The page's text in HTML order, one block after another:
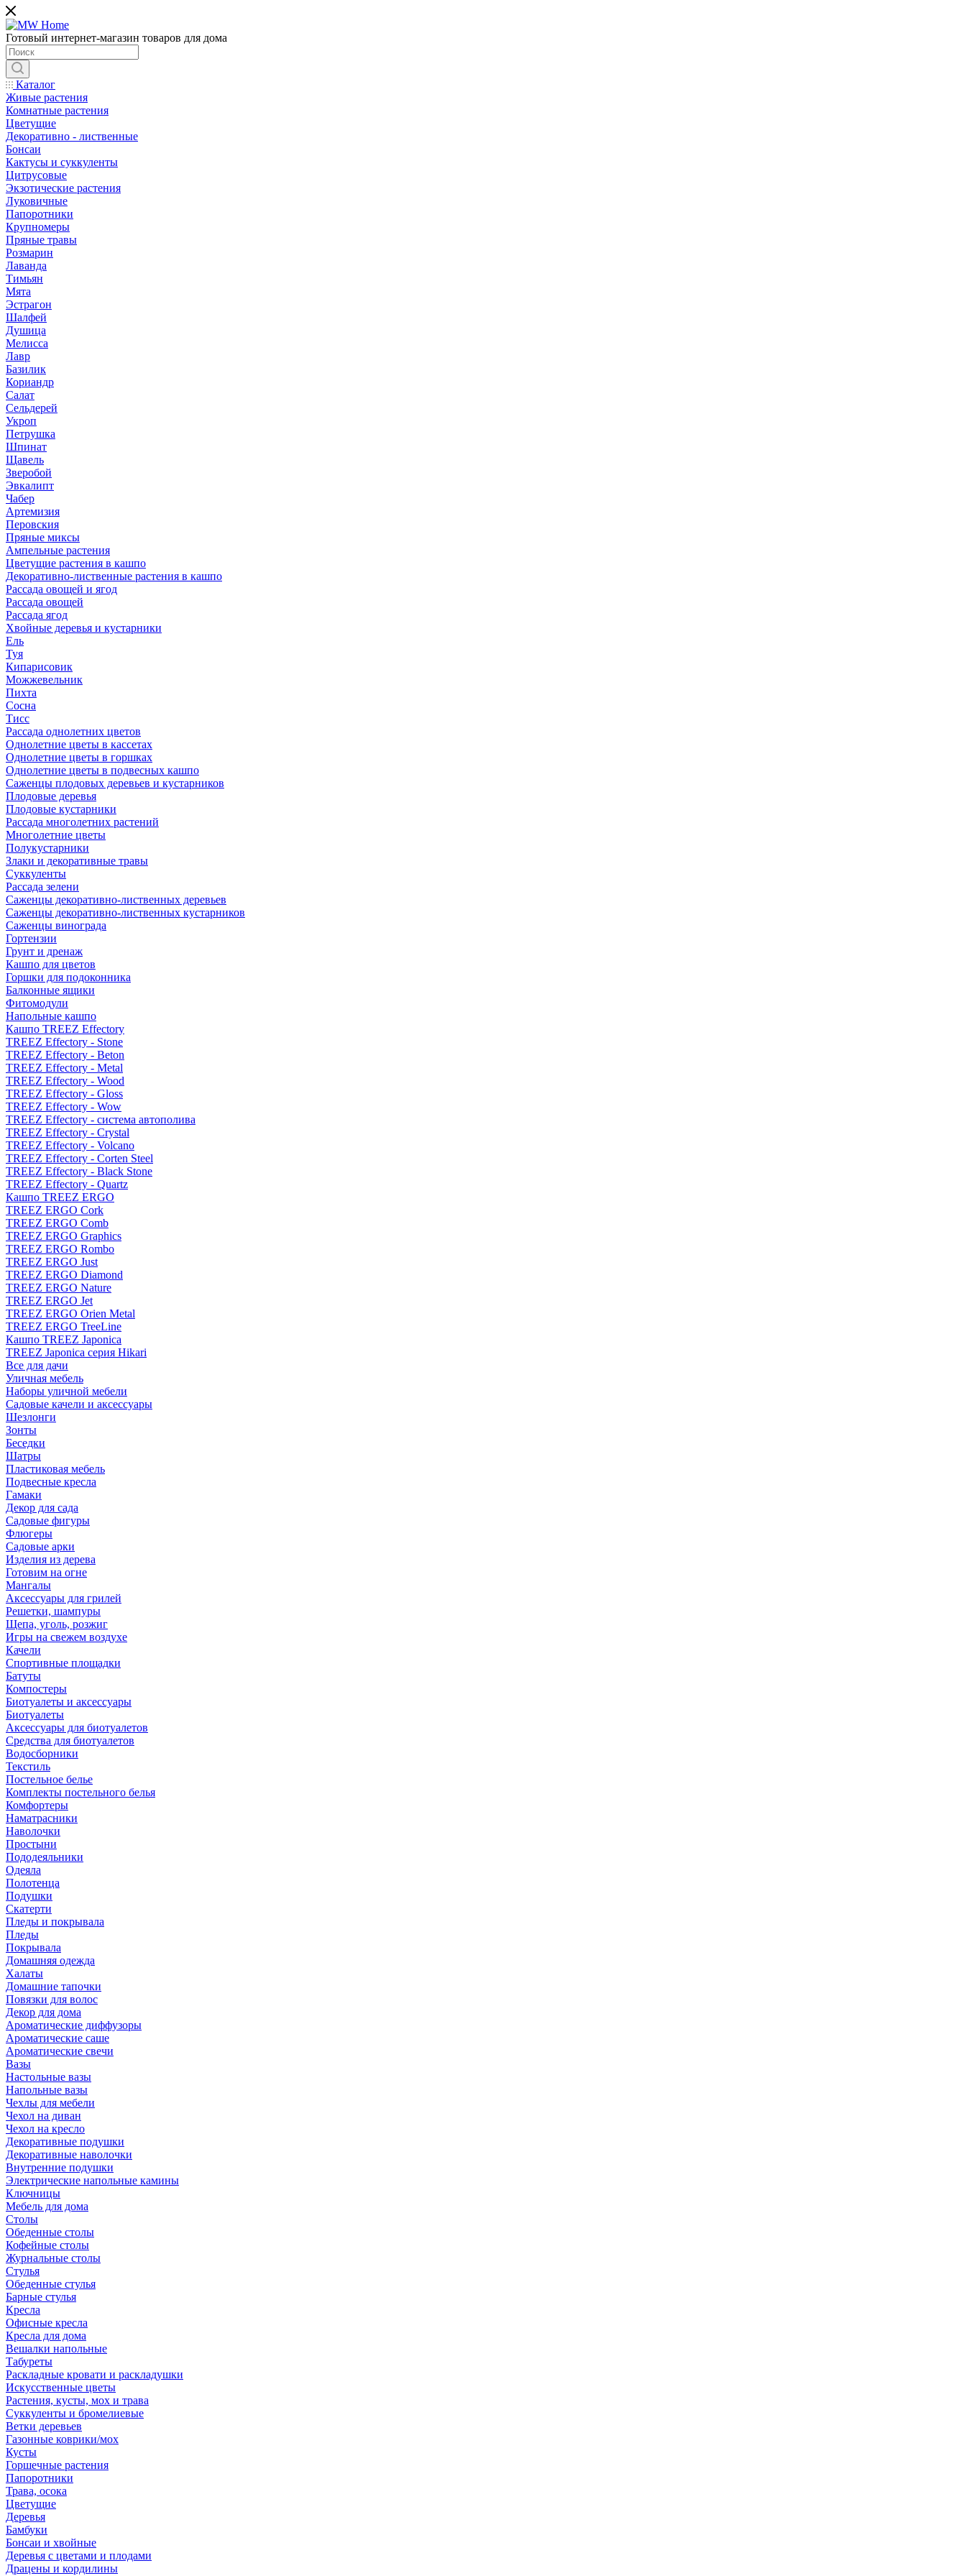
Готовый интернет-магазин товаров для дома
Каталог
Живые растения
Комнатные растения
Цветущие
Декоративно - лиственные
Бонсаи
Кактусы и суккуленты
Цитрусовые
Экзотические растения
Луковичные
Папоротники
Крупномеры
Пряные травы
Розмарин
Лаванда
Тимьян
Мята
Эстрагон
Шалфей
Душица
Мелисса
Лавр
Базилик
Кориандр
Салат
Сельдерей
Укроп
Петрушка
Шпинат
Щавель
Зверобой
Эвкалипт
Чабер
Артемизия
Перовския
Пряные миксы
Ампельные растения
Цветущие растения в кашпо
Декоративно-лиственные растения в кашпо
Рассада овощей и ягод
Рассада овощей
Рассада ягод
Хвойные деревья и кустарники
Ель
Туя
Кипарисовик
Можжевельник
Пихта
Сосна
Тисc
Рассада однолетних цветов
Однолетние цветы в кассетах
Однолетние цветы в горшках
Однолетние цветы в подвесных кашпо
Саженцы плодовых деревьев и кустарников
Плодовые деревья
Плодовые кустарники
Рассада многолетних растений
Многолетние цветы
Полукустарники
Злаки и декоративные травы
Суккуленты
Рассада зелени
Саженцы декоративно-лиственных деревьев
Саженцы декоративно-лиственных кустарников
Саженцы винограда
Гортензии
Грунт и дренаж
Кашпо для цветов
Горшки для подоконника
Балконные ящики
Фитомодули
Напольные кашпо
Кашпо TREEZ Effectory
TREEZ Effectory - Stone
TREEZ Effectory - Beton
TREEZ Effectory - Metal
TREEZ Effectory - Wood
TREEZ Effectory - Gloss
TREEZ Effectory - Wow
TREEZ Effectory - система автополива
TREEZ Effectory - Crystal
TREEZ Effectory - Volcano
TREEZ Effectory - Corten Steel
TREEZ Effectory - Black Stone
TREEZ Effectory - Quartz
Кашпо TREEZ ERGO
TREEZ ERGO Cork
TREEZ ERGO Comb
TREEZ ERGO Graphics
TREEZ ERGO Rombo
TREEZ ERGO Just
TREEZ ERGO Diamond
TREEZ ERGO Nature
TREEZ ERGO Jet
TREEZ ERGO Orien Metal
TREEZ ERGO TreeLine
Кашпо TREEZ Japonica
TREEZ Japonica серия Hikari
Все для дачи
Уличная мебель
Наборы уличной мебели
Садовые качели и аксессуары
Шезлонги
Зонты
Беседки
Шатры
Пластиковая мебель
Подвесные кресла
Гамаки
Декор для сада
Садовые фигуры
Флюгеры
Садовые арки
Изделия из дерева
Готовим на огне
Мангалы
Аксессуары для грилей
Решетки, шампуры
Щепа, уголь, розжиг
Игры на свежем воздухе
Качели
Спортивные площадки
Батуты
Компостеры
Биотуалеты и аксессуары
Биотуалеты
Аксессуары для биотуалетов
Средства для биотуалетов
Водосборники
Текстиль
Постельное белье
Комплекты постельного белья
Комфортеры
Наматрасники
Наволочки
Простыни
Пододеяльники
Одеяла
Полотенца
Подушки
Скатерти
Пледы и покрывала
Пледы
Покрывала
Домашняя одежда
Халаты
Домашние тапочки
Повязки для волос
Декор для дома
Ароматические диффузоры
Ароматические саше
Ароматические свечи
Вазы
Настольные вазы
Напольные вазы
Чехлы для мебели
Чехол на диван
Чехол на кресло
Декоративные подушки
Декоративные наволочки
Внутренние подушки
Электрические напольные камины
Ключницы
Мебель для дома
Столы
Обеденные столы
Кофейные столы
Журнальные столы
Стулья
Обеденные стулья
Барные стулья
Кресла
Офисные кресла
Кресла для дома
Вешалки напольные
Табуреты
Раскладные кровати и раскладушки
Искусственные цветы
Растения, кусты, мох и трава
Суккуленты и бромелиевые
Ветки деревьев
Газонные коврики/мох
Кусты
Горшечные растения
Папоротники
Трава, осока
Цветущие
Деревья
Бамбуки
Бонсаи и хвойные
Деревья с цветами и плодами
Драцены и кордилины